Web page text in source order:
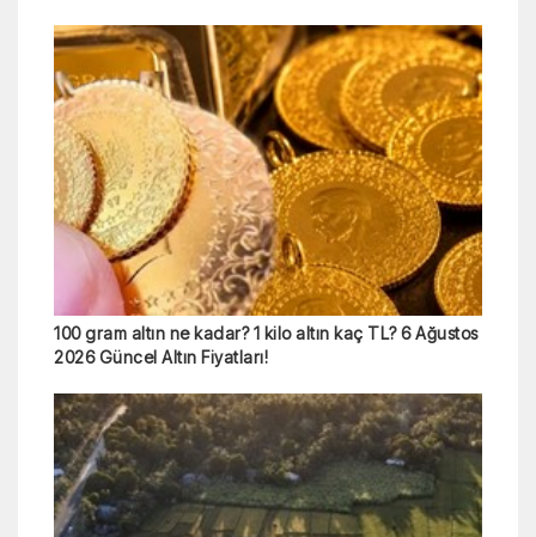
100 gram altın ne kadar? 1 kilo altın kaç TL? 6 Ağustos
2026 Güncel Altın Fiyatları!